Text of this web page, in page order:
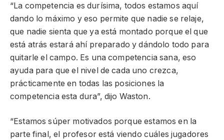
“La competencia es durísima, todos estamos aquí
dando lo máximo y eso permite que nadie se relaje,
que nadie sienta que ya está montado porque el que
está atrás estará ahí preparado y dándolo todo para
quitarle el campo. Es una competencia sana, eso
ayuda para que el nivel de cada uno crezca,
prácticamente en todas las posiciones la
competencia esta dura”, dijo Waston.
“Estamos súper motivados porque estamos en la
parte final, el profesor está viendo cuáles jugadores